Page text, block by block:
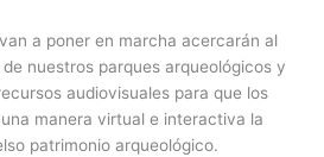
a poner en marcha acercarán al
nuestros parques arqueológicos y
audiovisuales para que los
manera virtual e interactiva la
patrimonio arqueológico.